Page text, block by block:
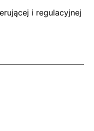
i regulacyjnej